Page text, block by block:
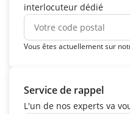
interlocuteur dédié
Vous êtes actuellement sur
Service de rappel
L'un de nos experts va